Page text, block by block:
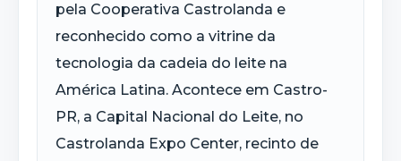
pela Cooperativa Castrolanda e
reconhecido como a vitrine da
tecnologia da cadeia do leite na
América Latina. Acontece em Castro-
PR, a Capital Nacional do Leite, no
Castrolanda Expo Center, recinto de